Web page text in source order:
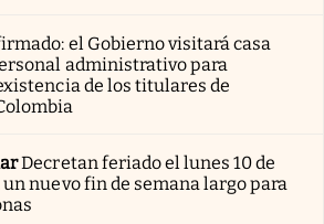
el Gobierno visitará casa
administrativo para
de los titulares de
Decretan feriado el lunes 10 de
un nuevo fin de semana largo para